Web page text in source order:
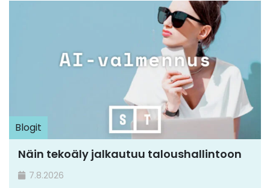
Blogit
Näin tekoäly jalkautuu taloushallintoon
7.8.2026